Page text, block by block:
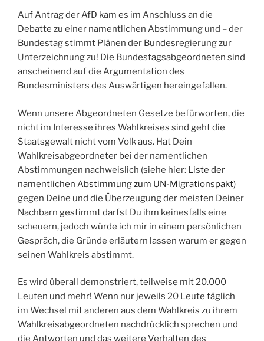
Auf Antrag der AfD kam es im Anschluss an die
Debatte zu einer namentlichen Abstimmung und – der
Bundestag stimmt Plänen der Bundesregierung zur
Unterzeichnung zu! Die Bundestagsabgeordneten sind
anscheinend auf die Argumentation des
Bundesministers des Auswärtigen hereingefallen.
Wenn unsere Abgeordneten Gesetze befürworten, die
nicht im Interesse ihres Wahlkreises sind geht die
Staatsgewalt nicht vom Volk aus. Hat Dein
Wahlkreisabgeordneter bei der namentlichen
Abstimmungen nachweislich (siehe hier: Liste der
namentlichen Abstimmung zum UN-Migrationspakt)
gegen Deine und die Überzeugung der meisten Deiner
Nachbarn gestimmt darfst Du ihm keinesfalls eine
scheuern, jedoch würde ich mir in einem persönlichen
Gespräch, die Gründe erläutern lassen warum er gegen
seinen Wahlkreis abstimmt.
Es wird überall demonstriert, teilweise mit 20.000
Leuten und mehr! Wenn nur jeweils 20 Leute täglich
im Wechsel mit anderen aus dem Wahlkreis zu ihrem
Wahlkreisabgeordneten nachdrücklich sprechen und